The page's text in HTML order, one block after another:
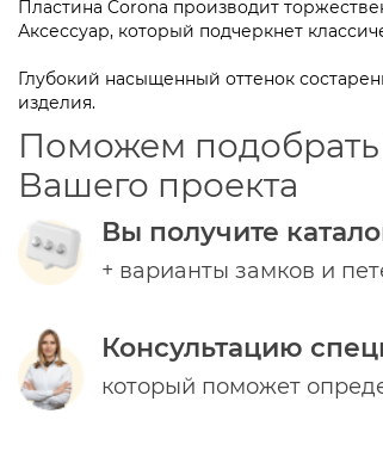
Пластина Corona производит
Аксессуар, который подчеркнет
Глубокий насыщенный оттенок
изделия.
Поможем подобрать
Вашего проекта
Вы получите
+ варианты замков и
Консультацию
который поможет